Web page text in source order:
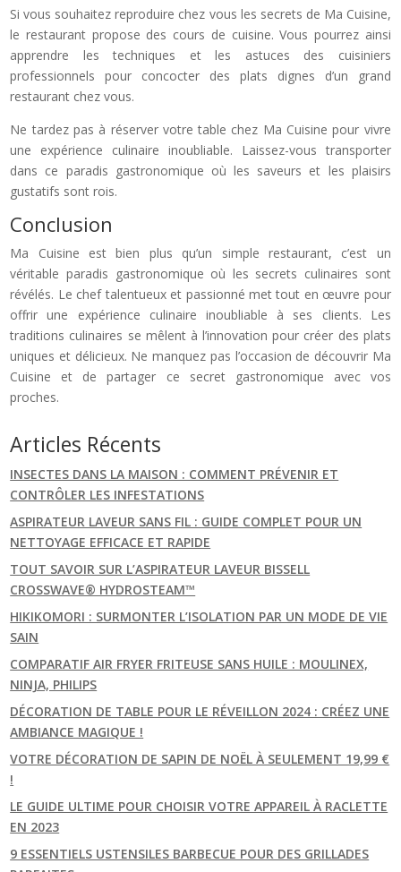
Si vous souhaitez reproduire chez vous les secrets de Ma Cuisine,
le restaurant propose des cours de cuisine. Vous pourrez ainsi
apprendre les techniques et les astuces des cuisiniers
professionnels pour concocter des plats dignes d’un grand
restaurant chez vous.
Ne tardez pas à réserver votre table chez Ma Cuisine pour vivre
une expérience culinaire inoubliable. Laissez-vous transporter
dans ce paradis gastronomique où les saveurs et les plaisirs
gustatifs sont rois.
Conclusion
Ma Cuisine est bien plus qu’un simple restaurant, c’est un
véritable paradis gastronomique où les secrets culinaires sont
révélés. Le chef talentueux et passionné met tout en œuvre pour
offrir une expérience culinaire inoubliable à ses clients. Les
traditions culinaires se mêlent à l’innovation pour créer des plats
uniques et délicieux. Ne manquez pas l’occasion de découvrir Ma
Cuisine et de partager ce secret gastronomique avec vos
proches.
Articles Récents
INSECTES DANS LA MAISON : COMMENT PRÉVENIR ET
CONTRÔLER LES INFESTATIONS
ASPIRATEUR LAVEUR SANS FIL : GUIDE COMPLET POUR UN
NETTOYAGE EFFICACE ET RAPIDE
TOUT SAVOIR SUR L’ASPIRATEUR LAVEUR BISSELL
CROSSWAVE® HYDROSTEAM™
HIKIKOMORI : SURMONTER L’ISOLATION PAR UN MODE DE VIE
SAIN
COMPARATIF AIR FRYER FRITEUSE SANS HUILE : MOULINEX,
NINJA, PHILIPS
DÉCORATION DE TABLE POUR LE RÉVEILLON 2024 : CRÉEZ UNE
AMBIANCE MAGIQUE !
VOTRE DÉCORATION DE SAPIN DE NOËL À SEULEMENT 19,99 €
!
LE GUIDE ULTIME POUR CHOISIR VOTRE APPAREIL À RACLETTE
EN 2023
9 ESSENTIELS USTENSILES BARBECUE POUR DES GRILLADES